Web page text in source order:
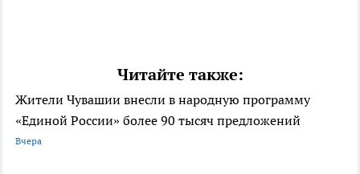
Читайте также:
Жители Чувашии внесли в народную программу
«Единой России» более 90 тысяч предложений
Вчера